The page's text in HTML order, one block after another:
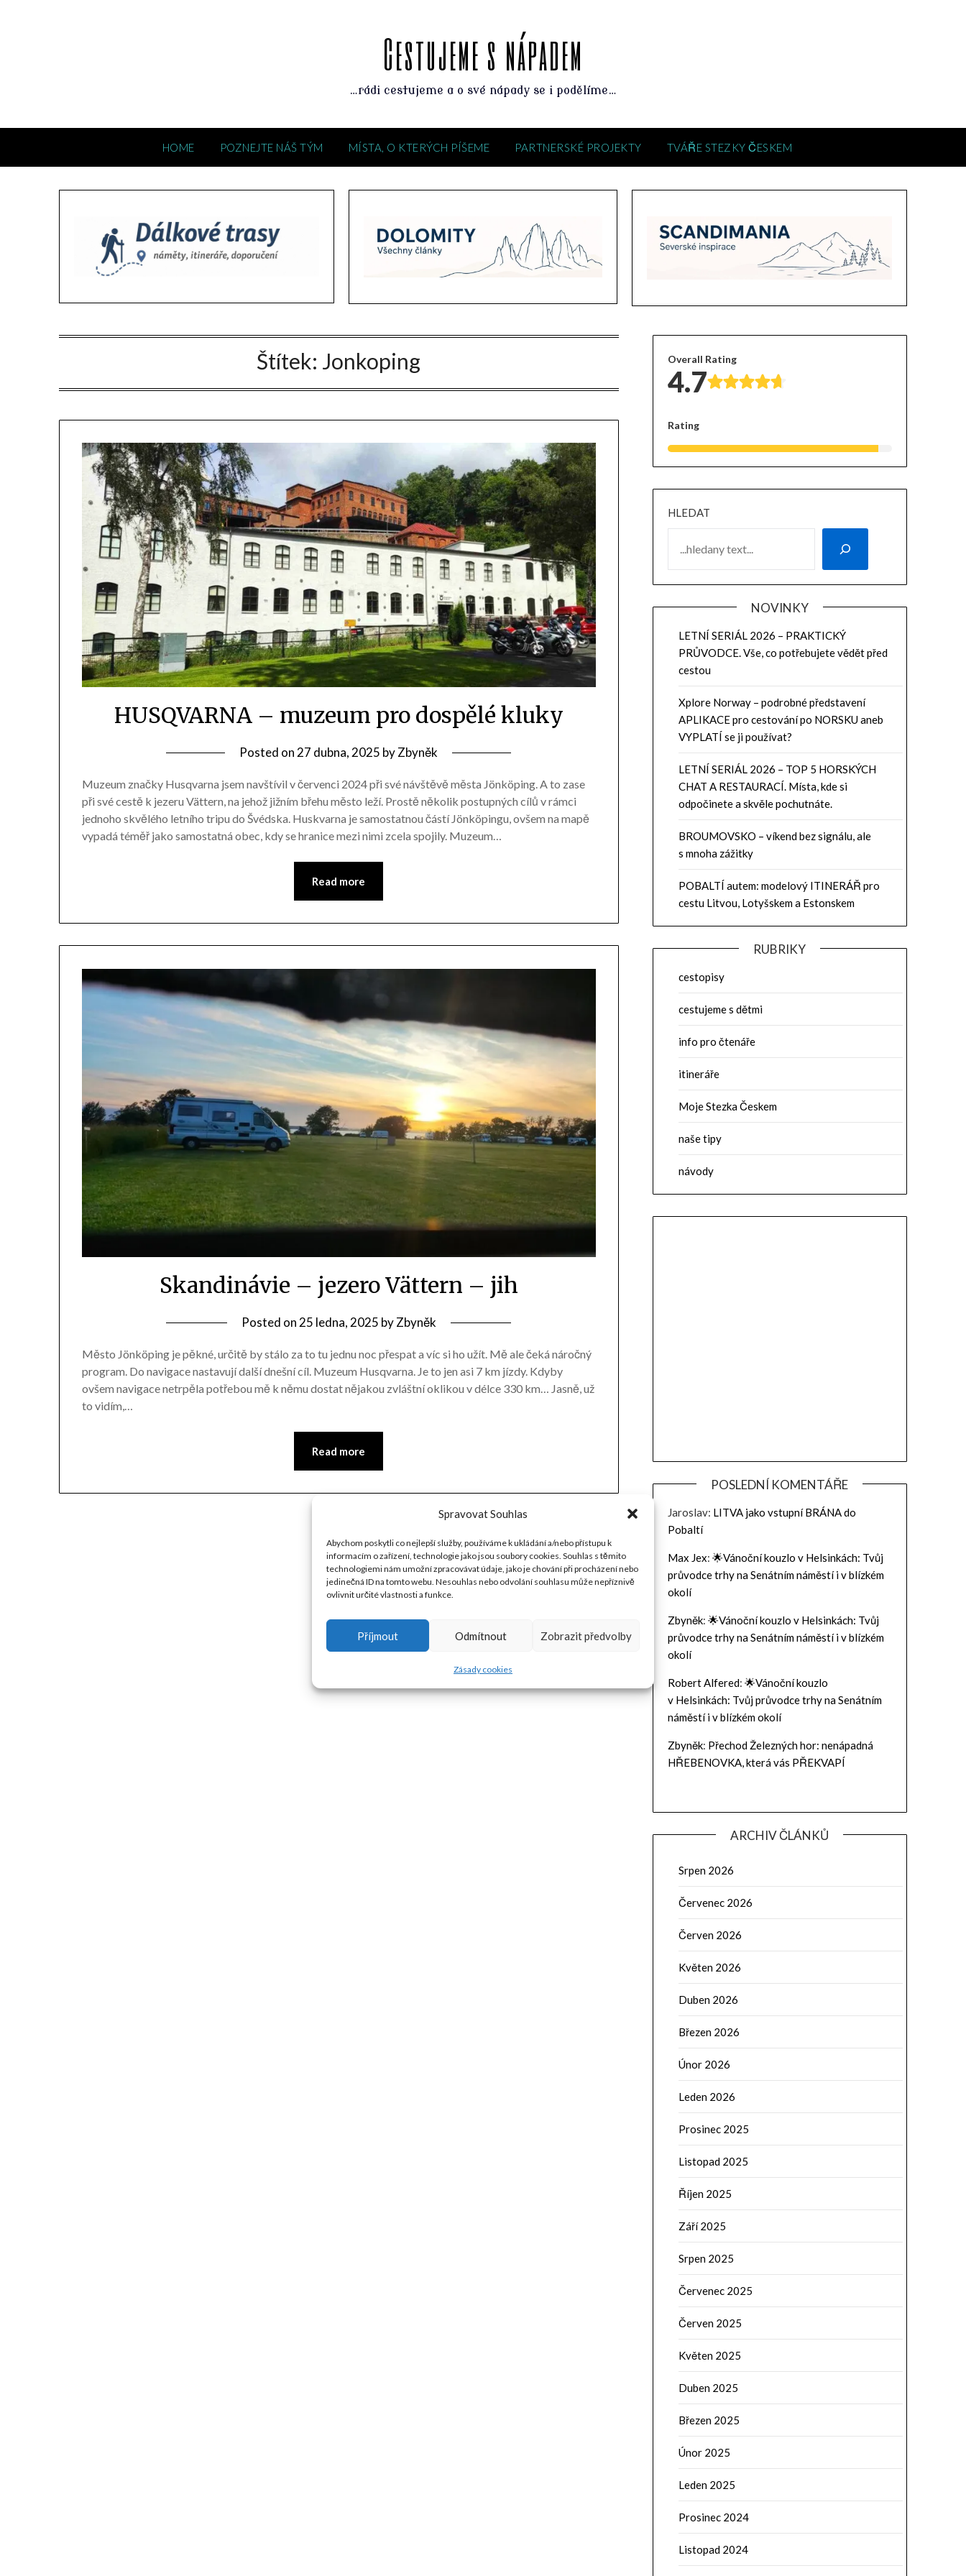
Spravovat Souhlas
Abychom poskytli co nejlepší služby, používáme k ukládání a/nebo přístupu k
informacím o zařízení, technologie jako jsou soubory cookies. Souhlas s těmito
technologiemi nám umožní zpracovávat údaje, jako je chování při procházení nebo
jedinečná ID na tomto webu. Nesouhlas nebo odvolání souhlasu může nepříznivě
ovlivnit určité vlastnosti a funkce.
Příjmout Odmítnout Zobrazit předvolby
Zásady cookies
Cestujeme s nápadem
…rádi cestujeme a o své nápady se i podělíme…
HOME POZNEJTE NÁŠ TÝM MÍSTA, O KTERÝCH PÍŠEME PARTNERSKÉ PROJEKTY TVÁŘE STEZKY ČESKEM
Štítek: Jonkoping
HUSQVARNA – muzeum pro dospělé kluky
Posted on27 dubna, 2025 byZbyněk
Muzeum značky Husqvarna jsem navštívil v červenci 2024 při své návštěvě města Jönköping. A to zase
při své cestě k jezeru Vättern, na jehož jižním břehu město leží. Prostě několik postupných cílů v rámci
jednoho skvělého letního tripu do Švédska. Huskvarna je samostatnou částí Jönköpingu, ovšem na mapě
vypadá téměř jako samostatná obec, kdy se hranice mezi nimi zcela spojily. Muzeum…
Read more
Skandinávie – jezero Vättern – jih
Posted on25 ledna, 2025 byZbyněk
Město Jönköping je pěkné, určitě by stálo za to tu jednu noc přespat a víc si ho užít. Mě ale čeká náročný
program. Do navigace nastavují další dnešní cíl. Muzeum Husqvarna. Je to jen asi 7 km jízdy. Kdyby
ovšem navigace netrpěla potřebou mě k němu dostat nějakou zvláštní oklikou v délce 330 km… Jasně, už
to vidím,…
Read more
Overall Rating
4.7
Rating
HLEDAT
NOVINKY
LETNÍ SERIÁL 2026 – PRAKTICKÝ
PRŮVODCE. Vše, co potřebujete vědět před
cestou
Xplore Norway – podrobné představení
APLIKACE pro cestování po NORSKU aneb
VYPLATÍ se ji používat?
LETNÍ SERIÁL 2026 – TOP 5 HORSKÝCH
CHAT A RESTAURACÍ. Místa, kde si
odpočinete a skvěle pochutnáte.
BROUMOVSKO – víkend bez signálu, ale
s mnoha zážitky
POBALTÍ autem: modelový ITINERÁŘ pro
cestu Litvou, Lotyšskem a Estonskem
RUBRIKY
cestopisy
cestujeme s dětmi
info pro čtenáře
itineráře
Moje Stezka Českem
naše tipy
návody
POSLEDNÍ KOMENTÁŘE
Jaroslav: LITVA jako vstupní BRÁNA do
Pobaltí
Max Jex: 🌟Vánoční kouzlo v Helsinkách: Tvůj
průvodce trhy na Senátním náměstí i v blízkém
okolí
Zbyněk: 🌟Vánoční kouzlo v Helsinkách: Tvůj
průvodce trhy na Senátním náměstí i v blízkém
okolí
Robert Alfered: 🌟Vánoční kouzlo
v Helsinkách: Tvůj průvodce trhy na Senátním
náměstí i v blízkém okolí
Zbyněk: Přechod Železných hor: nenápadná
HŘEBENOVKA, která vás PŘEKVAPÍ
ARCHIV ČLÁNKŮ
Srpen 2026
Červenec 2026
Červen 2026
Květen 2026
Duben 2026
Březen 2026
Únor 2026
Leden 2026
Prosinec 2025
Listopad 2025
Říjen 2025
Září 2025
Srpen 2025
Červenec 2025
Červen 2025
Květen 2025
Duben 2025
Březen 2025
Únor 2025
Leden 2025
Prosinec 2024
Listopad 2024